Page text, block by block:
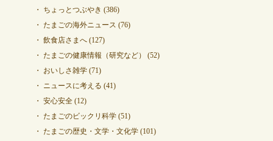
ちょっとつぶやき (386)
たまごの海外ニュース (76)
飲食店さまへ(127)
たまごの健康情報（研究など）
(52)
おいしさ雑学(71)
ニュースに考える (41)
安心安全(12)
たまごのビックリ科学(51)
たまごの歴史・文学・文化学(101)